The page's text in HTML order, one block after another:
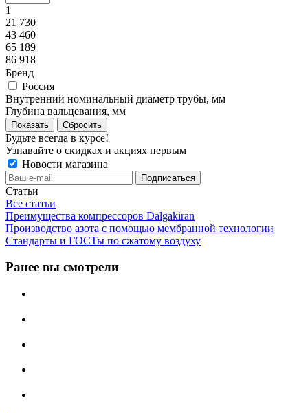
1
21 730
43 460
65 189
86 918
Бренд
Россия
Внутренний номинальный диаметр трубы, мм
Глубина вальцевания, мм
Сбросить
Будьте всегда в курсе!
Узнавайте о скидках и акциях первым
Новости магазина
Статьи
Все статьи
Преимущества компрессоров Dalgakiran
Производство азота с помощью мембранной технологии
Стандарты и ГОСТы по сжатому воздуху
Ранее вы смотрели